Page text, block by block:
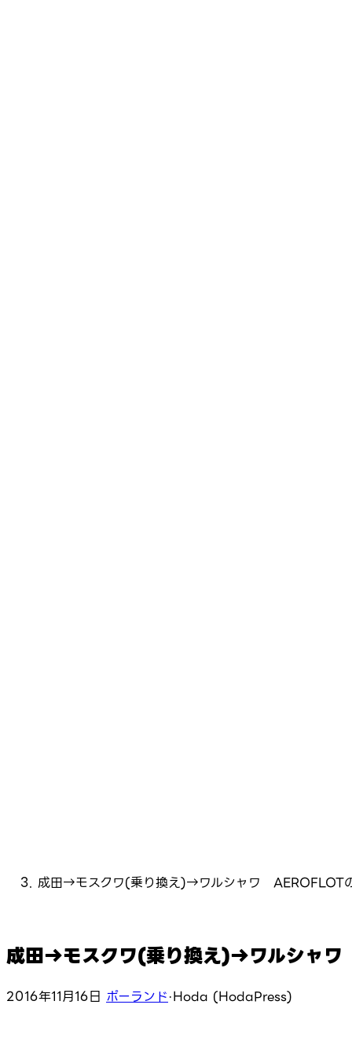
成田→モスクワ(乗り換え)→ワルシャワ AEROFLOT
成田→モスクワ(乗り換え)→ワルシャ
2016年11月16日 ポーランド·Hoda (HodaPress)